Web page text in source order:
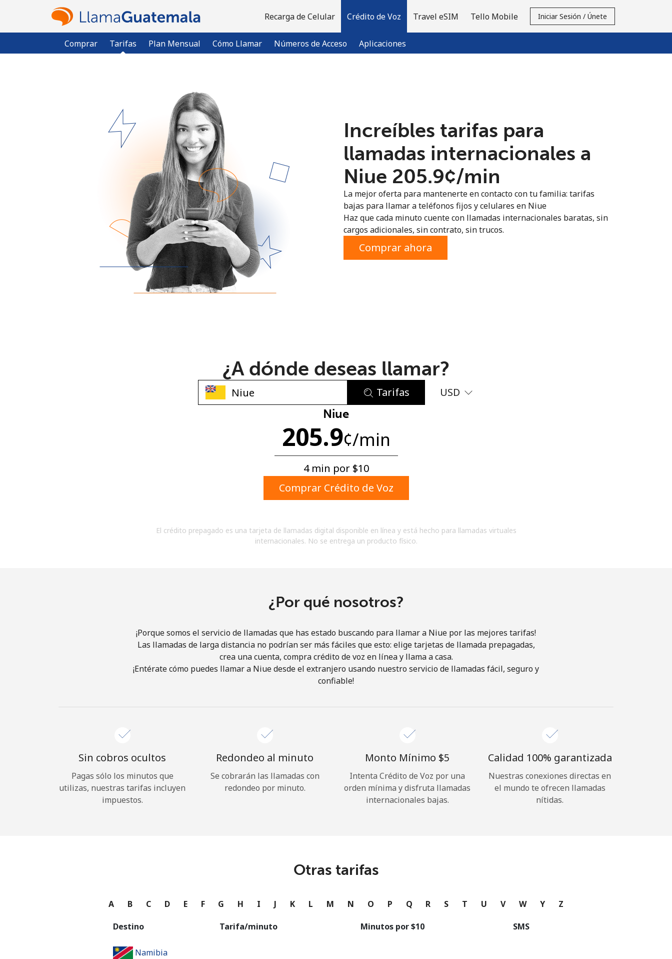
Recarga de Celular Crédito de Voz
Comprar Tarifas Plan Mensual Cómo Llamar Números de Acceso Aplicaciones
Travel eSIM Tello Mobile Iniciar Sesión / Únete
¿Ya tienes una cuenta? Inicia sesión →
Regístrate con
No se ha creado una contraseña
Mínimo 8 caracteres
Una letra mayúscula y una minúscula
Un caracter especial
acuerdo con estos
Términos y condiciones.
Únete
¡Hola!
Iniciar Sesión
Continuar con
Increíbles tarifas para
llamadas internacionales a
Niue ⁦205.9¢⁩/min
La mejor oferta para mantenerte en contacto con tu familia: tarifas
bajas para llamar a teléfonos fijos y celulares en Niue
Haz que cada minuto cuente con llamadas internacionales baratas, sin
cargos adicionales, sin contrato, sin trucos.
Comprar ahora
¿A dónde deseas llamar?
Tarifas USD
Niue
205.9¢/min
4 min por ⁦$10⁩
Comprar Crédito de Voz
El crédito prepagado es una tarjeta de llamadas digital disponible en línea y está hecho para llamadas virtuales
internacionales. No se entrega un producto físico.
¿Por qué nosotros?
¡Porque somos el servicio de llamadas que has estado buscando para llamar a Niue por las mejores tarifas!
Las llamadas de larga distancia no podrían ser más fáciles que esto: elige tarjetas de llamada prepagadas,
crea una cuenta, compra crédito de voz en línea y llama a casa.
¡Entérate cómo puedes llamar a Niue desde el extranjero usando nuestro servicio de llamadas fácil, seguro y
confiable!
Sin cobros ocultos
Pagas sólo los minutos que
utilizas, nuestras tarifas incluyen
impuestos.
Redondeo al minuto
Se cobrarán las llamadas con
redondeo por minuto.
Monto Mínimo ⁦$5⁩
Intenta Crédito de Voz por una
orden mínima y disfruta llamadas
internacionales bajas.
Calidad 100% garantizada
Nuestras conexiones directas en
el mundo te ofrecen llamadas
nítidas.
Otras tarifas
A B C D E F G H I J K L M N O P Q R S T U V W Y Z
Destino Tarifa/minuto Minutos por ⁦$10⁩ SMS
Namibia